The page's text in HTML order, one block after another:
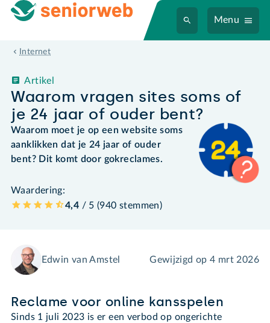
Menu
Internet
Waarom vragen sites soms of
je 24 jaar of ouder bent?
Artikel
Waarom moet je op een website soms
aanklikken dat je 24 jaar of ouder
bent? Dit komt door gokreclames.
Waardering:
4,4 / 5 (940 stemmen)
Edwin van Amstel Gewijzigd op4 mrt 2026
Reclame voor online kansspelen
Sinds 1 juli 2023 is er een verbod op ongerichte